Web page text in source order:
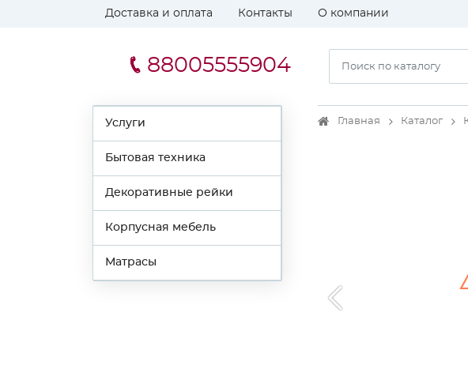
Доставка и оплата Контакты О компании
88005555904
Услуги
Бытовая техника
Декоративные рейки
Корпусная мебель
Матрасы
Главная Каталог